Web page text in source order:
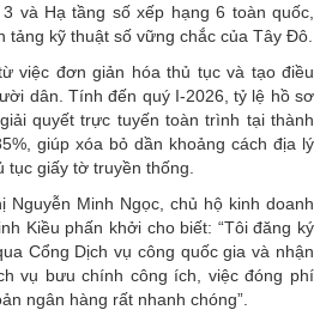
và Hạ tầng số xếp hạng 6 toàn quốc,
tảng kỹ thuật số vững chắc của Tây Đô.
việc đơn giản hóa thủ tục và tạo điều
dân. Tính đến quý I-2026, tỷ lệ hồ sơ
quyết trực tuyến toàn trình tại thành
giúp xóa bỏ dần khoảng cách địa lý
giấy tờ truyền thống.
Nguyễn Minh Ngọc, chủ hộ kinh doanh
Kiều phấn khởi cho biết: “Tôi đăng ký
Cổng Dịch vụ công quốc gia và nhận
vụ bưu chính công ích, việc đóng phí
ngân hàng rất nhanh chóng”.